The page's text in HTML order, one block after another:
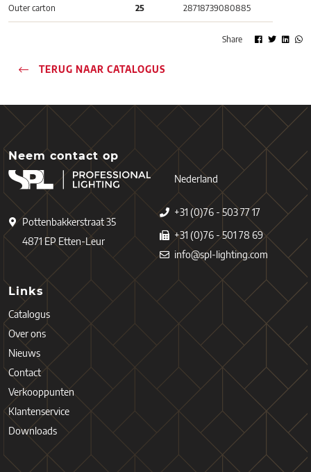
Outer carton 25 28718739080885
Share
TERUG NAAR CATALOGUS
Neem contact op
Pottenbakkerstraat 35
4871 EP Etten-Leur
Nederland
+31 (0)76 - 503 77 17
+31 (0)76 - 501 78 69
info@spl-lighting.com
Links
Catalogus
Over ons
Nieuws
Contact
Verkooppunten
Klantenservice
Downloads